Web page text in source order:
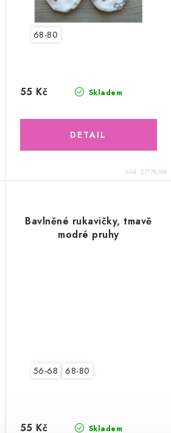
68-80
Skladem
55 Kč
Kód: 27178/68
Bavlněné rukavičky, tmavě
modré pruhy
56-68 68-80
Skladem
55 Kč